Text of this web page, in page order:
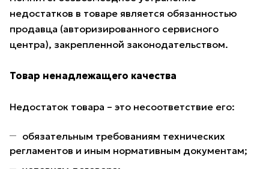
недостатков в товаре является обязанностью
продавца (авторизированного сервисного
центра), закрепленной законодательством.
Товар ненадлежащего качества
Недостаток товара – это несоответствие его:
обязательным требованиям технических
регламентов и иным нормативным документам;